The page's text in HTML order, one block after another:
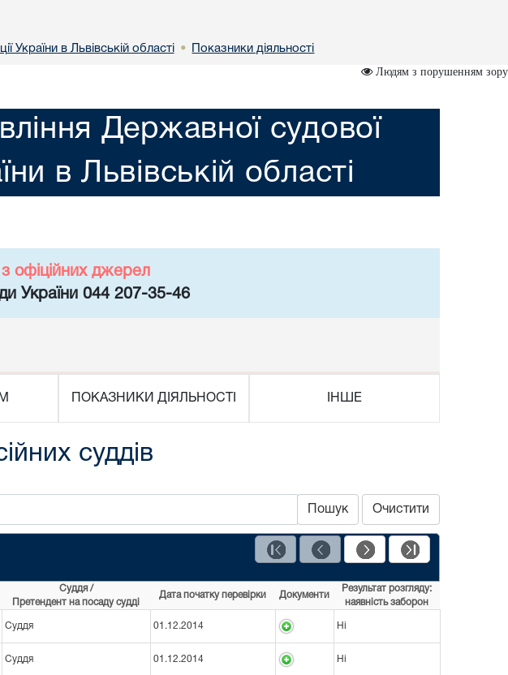
України в Львiвській областi • Показники діяльності
Людям з порушенням зору
Державної судової
в Львiвській областi
офіційних джерел
України 044 207-35-46
ПОКАЗНИКИ ДІЯЛЬНОСТІ ІНШЕ
суддів
Пошук Очистити
Суддя /
Претендент на посаду судді
Дата початку перевірки Документи
Результат розгляду:
наявність заборон
Суддя 01.12.2014 Ні
Суддя 01.12.2014 Ні